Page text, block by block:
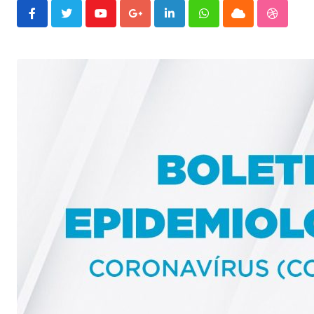
YoutubeGoogle+LinkedInWhatsappCloud